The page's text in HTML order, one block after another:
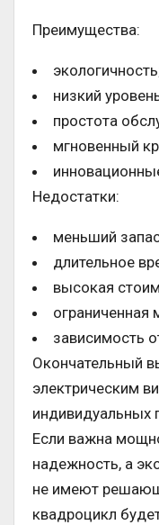
Преимущества:
низкий
простота
мгновенный
Недостатки:
меньший
длительное
высокая
ограниченная
зависимость
Окончательный
электрическим
индивидуальных
Если важна
надежность, а
не имеют
квадроцикл